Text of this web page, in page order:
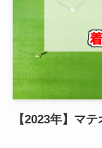
【2023年】マ